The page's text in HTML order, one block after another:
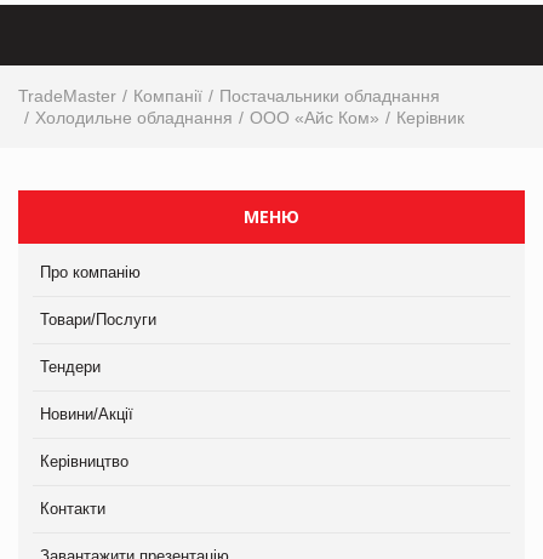
TradeMaster Компанії
Постачальники обладнання
Холодильне обладнання
ООО «Айс Ком» Керівник
МЕНЮ
Про компанію
Товари/Послуги
Тендери
Новини/Акції
Керівництво
Контакти